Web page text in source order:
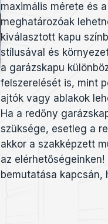
maximális mérete és
meghatározóak
kiválasztott kapu
stílusával és
a garázskapu
felszerelését is, mint
ajtók vagy ablakok
Ha a redőny
szüksége, esetleg a
akkor a szakképzett
az
bemutatása kapcsán,